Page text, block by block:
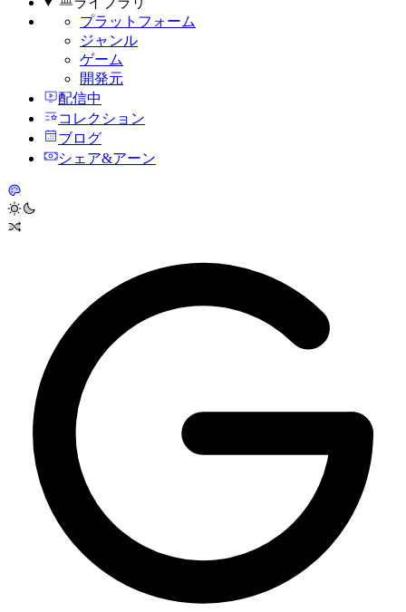
プラットフォーム
ジャンル
ゲーム
開発元
配信中
コレクション
ブログ
シェア&アーン